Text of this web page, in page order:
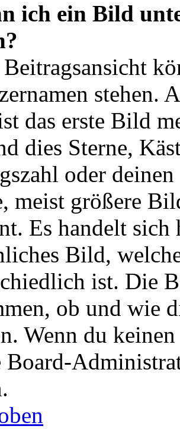
ich ein Bild
stehen.
das erste Bild
dies Sterne,
oder
meist größere
Es handelt
Bild,
ist. Die
ob und wie
Wenn du
Board-